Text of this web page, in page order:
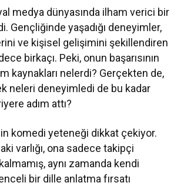
medya dünyasında ilham verici bir
Gençliğinde yaşadığı deneyimler,
ve kişisel gelişimini şekillendiren
birkaçı. Peki, onun başarısının
kaynakları nelerdi? Gerçekten de,
neleri deneyimledi de bu kadar
adım attı?
komedi yeteneği dikkat çekiyor.
varlığı, ona sadece takipçi
aynı zamanda kendi
bir dille anlatma fırsatı